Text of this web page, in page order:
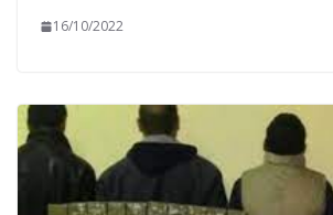
16/10/2022